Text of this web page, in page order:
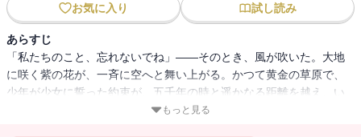
お気に入り 試し読み
あらすじ
「私たちのこと、忘れないでね」――そのとき、風が吹いた。大地
に咲く紫の花が、一斉に空へと舞い上がる。かつて黄金の草原で、
少年が少女に誓った約束が、五千年の時と遥かなる距離を越え、い
ま果たされる。偽史と小説――父から託された奇妙な古文書に秘め
もっと見る